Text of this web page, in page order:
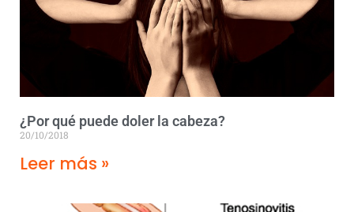
¿Por qué puede doler la cabeza?
20/10/2018
Leer más »